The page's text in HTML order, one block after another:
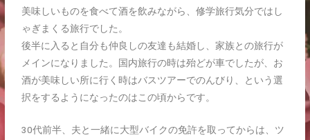
美味しいものを食べて酒を飲みながら、修学旅行気分ではし
ゃぎまくる旅行でした。
後半に入ると自分も仲良しの友達も結婚し、家族との旅行が
メインになりました。国内旅行の時は殆どが車でしたが、お
酒が美味しい所に行く時はバスツアーでのんびり、という選
択をするようになったのはこの頃からです。
30代前半、夫と一緒に大型バイクの免許を取ってからは、ツ